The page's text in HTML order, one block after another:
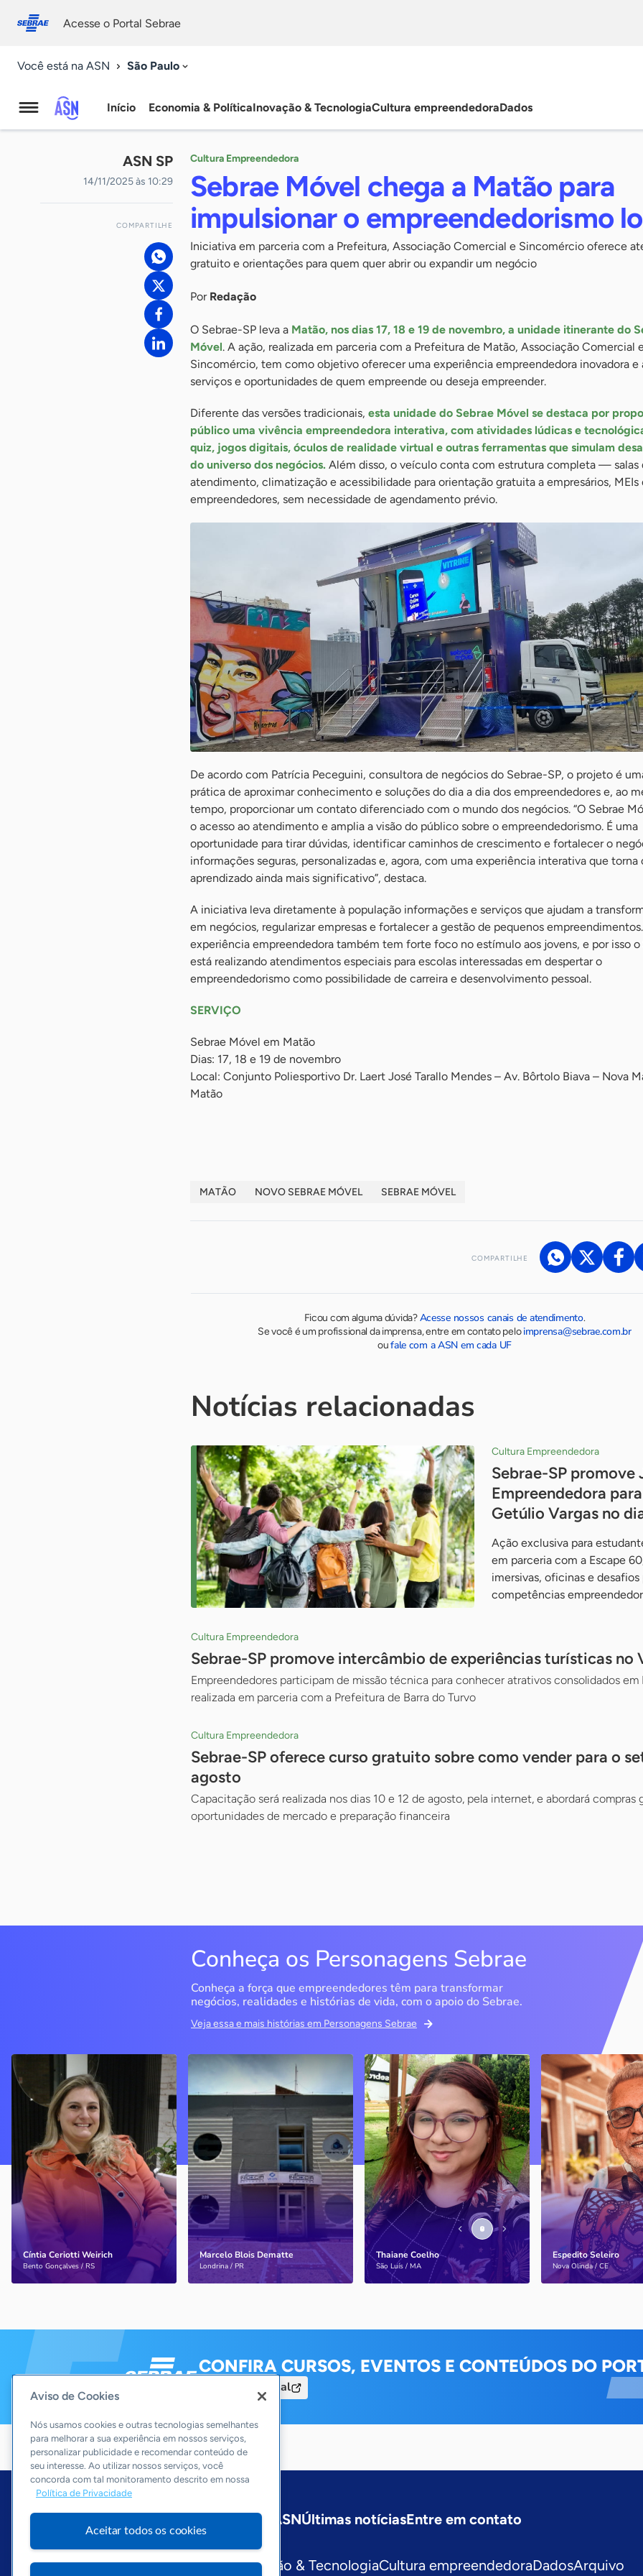
conosco
Acesse o Portal Sebrae
Você está na ASN São Paulo
Agência
Sebrae
Notícias
Início Economia & PolíticaInovação & TecnologiaCultura empreendedoraDados
ASN SP
14/11/2025 às 10:29
COMPARTILHE
Cultura Empreendedora
Sebrae Móvel chega a Matão para
impulsionar o empreendedorismo
Iniciativa em parceria com a Prefeitura, Associação Comercial e Sincomércio oferece
gratuito e orientações para quem quer abrir ou expandir um negócio
Por Redação
O Sebrae-SP leva a Matão, nos dias 17, 18 e 19 de novembro, a unidade itinerante do
Móvel. A ação, realizada em parceria com a Prefeitura de Matão, Associação Comercial
Sincomércio, tem como objetivo oferecer uma experiência empreendedora inovadora e
serviços e oportunidades de quem empreende ou deseja empreender.
Diferente das versões tradicionais, esta unidade do Sebrae Móvel se destaca por
público uma vivência empreendedora interativa, com atividades lúdicas e
quiz, jogos digitais, óculos de realidade virtual e outras ferramentas que simulam
do universo dos negócios. Além disso, o veículo conta com estrutura completa — salas
atendimento, climatização e acessibilidade para orientação gratuita a empresários, MEIs
empreendedores, sem necessidade de agendamento prévio.
De acordo com Patrícia Peceguini, consultora de negócios do Sebrae-SP, o projeto é
prática de aproximar conhecimento e soluções do dia a dia dos empreendedores e, ao
tempo, proporcionar um contato diferenciado com o mundo dos negócios. “O Sebrae
o acesso ao atendimento e amplia a visão do público sobre o empreendedorismo. É uma
oportunidade para tirar dúvidas, identificar caminhos de crescimento e fortalecer o
informações seguras, personalizadas e, agora, com uma experiência interativa que torna
aprendizado ainda mais significativo”, destaca.
A iniciativa leva diretamente à população informações e serviços que ajudam a
em negócios, regularizar empresas e fortalecer a gestão de pequenos
experiência empreendedora também tem forte foco no estímulo aos jovens, e por isso o
está realizando atendimentos especiais para escolas interessadas em despertar o
empreendedorismo como possibilidade de carreira e desenvolvimento pessoal.
SERVIÇO
Sebrae Móvel em Matão
Dias: 17, 18 e 19 de novembro
Local: Conjunto Poliesportivo Dr. Laert José Tarallo Mendes – Av. Bôrtolo Biava – Nova
Matão
MATÃO NOVO SEBRAE MÓVEL SEBRAE MÓVEL
COMPARTILHE
Ficou com alguma dúvida?Acesse nossos canais de atendimento.
Se você é um profissional da imprensa, entre em contato peloimprensa@sebrae.com.br
oufale com a ASN em cada UF
Notícias relacionadas
Cultura Empreendedora
Sebrae-SP promove
Empreendedora
Getúlio Vargas no
Ação exclusiva para
em parceria com a Escape
imersivas, oficinas e desafios
competências
Cultura Empreendedora
Sebrae-SP promove intercâmbio de experiências turísticas no
Empreendedores participam de missão técnica para conhecer atrativos consolidados
realizada em parceria com a Prefeitura de Barra do Turvo
Cultura Empreendedora
Sebrae-SP oferece curso gratuito sobre como vender para o
agosto
Capacitação será realizada nos dias 10 e 12 de agosto, pela internet, e abordará compras
oportunidades de mercado e preparação financeira
Conheça os Personagens Sebrae
Conheça a força que empreendedores têm para transformar
negócios, realidades e histórias de vida, com o apoio do Sebrae.
Veja essa e mais histórias em Personagens Sebrae
Cíntia Ceriotti Weirich
Bento Gonçalves / RS
Delucci
Bento Gonçalves / RS
Sem saber muito sobre
empreendedorismo, o casal
contou com o Sebrae para
aprender tudo sobre o
assunto, colocar o negócio
nos eixos e ainda abrir uma
nova empresa
Saiba mais
Marcelo Blois Dematte
Londrina / PR
Infoecia Software
Ltda
Londrina / PR
Com mais de 20 anos de
mercado, o empresário
contou com o Sebrae para o
crescimento do negócio
Saiba mais
Thaiane Coelho
São Luís / MA
Memória Ancestral
São Luís / MA
Ao lado da irmã e com o
apoio do Sebrae, a Memória
Ancestral utiliza inteligência
artificial com o objetivo de
melhorar a qualidade de vida
de pessoas com a doença
Saiba mais
Espedito Seleiro
Nova Olinda / CE
Espedito
Nova Olinda / CE
Peças criadas
cearense já foram
apresentadas em
novelas, desfiles
até em exposições
internacionais
Saiba mais
CONFIRA CURSOS, EVENTOS E CONTEÚDOS DO
Acesse o Portal
Sobre a ASNÚltimas notíciasEntre em contato
Editorias
Economia & PolíticaInovação & TecnologiaCultura empreendedoraDadosArquivo
Aviso de Cookies
Nós usamos cookies e outras tecnologias semelhantes
para melhorar a sua experiência em nossos serviços,
personalizar publicidade e recomendar conteúdo de
seu interesse. Ao utilizar nossos serviços, você
concorda com tal monitoramento descrito em nossa
Política de Privacidade
Aceitar todos os cookies